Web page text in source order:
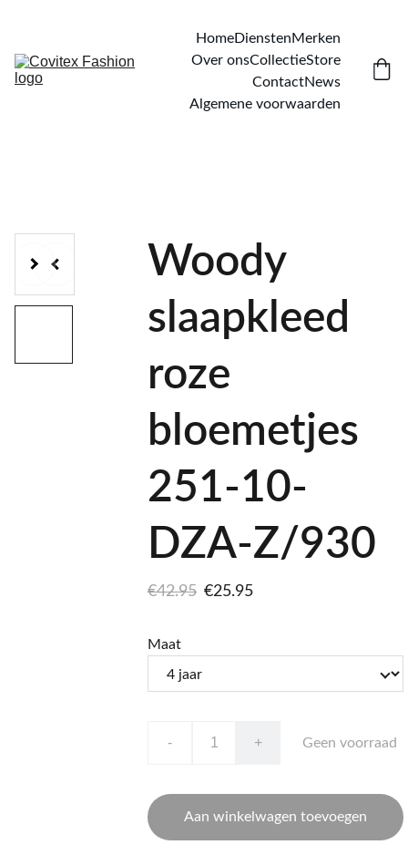
HomeDienstenMerken
Over onsCollectieStore
ContactNews
Algemene voorwaarden
Woody
slaapkleed
roze
bloemetjes
251-10-
DZA-Z/930
€42.95 €25.95
Maat
- + Geen voorraad
Aan winkelwagen toevoegen